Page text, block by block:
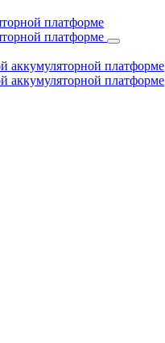
платформе
платформе
аккумуляторной платформе
аккумуляторной платформе